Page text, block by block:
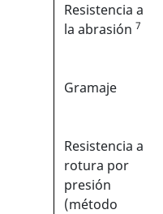
Resistencia a
la abrasión 7
Gramaje
Resistencia a
rotura por
presión
(método